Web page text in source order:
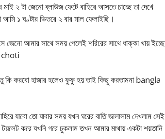
২ টা জেনো ব্লাউজ ফেটে বাহিরে আসতে চাচ্ছে তা দেখে
১ ঘণ্টার ভিতরে ২ বার মাল ফেলাইছি।
জেনো আমার সাথে সময় পেলেই শরিরের সাথে ধাক্কা খায় ইচ্ছে
choti
কি করবো হাজার হলেও ফুফু হয় তাই কিছু করতামনা bangla
যাবো তো যাবার সময় যখন ঘরের বাতি জালালাম দেখলাম সেই
করে যখনি গরে ঢুকলাম তখন আমার মাথায় একটা শয়তানি